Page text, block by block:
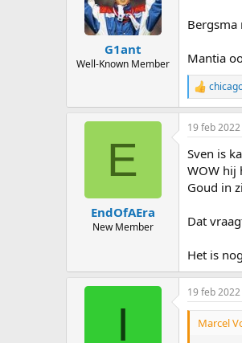
n
s
G1ant
Well-Known Member
Bergsma
Mantia
R
e
a
c
i
o
n
s
E
EndOfAEra
New Member
19 feb 2022
Sven is
WOW hij
Goud in
Dat
Het is
I
19 feb 2022
Marcel